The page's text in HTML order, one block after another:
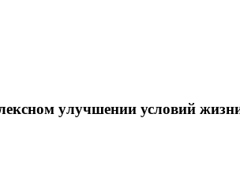
улучшении условий